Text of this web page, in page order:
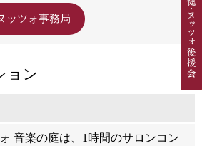
ッツォ事務局
ョン
音楽の庭は、1時間のサロンコン